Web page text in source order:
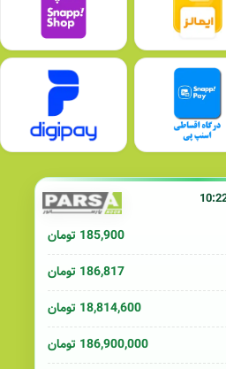
185,900 تومان
186,817 تومان
18,814,600 تومان
186,900,000 تومان